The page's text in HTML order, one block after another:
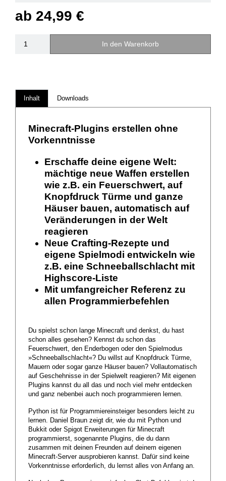
ab 24,99 €
In den Warenkorb
Inhalt Downloads
Minecraft-Plugins erstellen ohne
Vorkenntnisse
Erschaffe deine eigene Welt:
mächtige neue Waffen erstellen
wie z.B. ein Feuerschwert, auf
Knopfdruck Türme und ganze
Häuser bauen, automatisch auf
Veränderungen in der Welt
reagieren
Neue Crafting-Rezepte und
eigene Spielmodi entwickeln wie
z.B. eine Schneeballschlacht mit
Highscore-Liste
Mit umfangreicher Referenz zu
allen Programmierbefehlen
Du spielst schon lange Minecraft und denkst, du hast
schon alles gesehen? Kennst du schon das
Feuerschwert, den Enderbogen oder den Spielmodus
»Schneeballschlacht«? Du willst auf Knopfdruck Türme,
Mauern oder sogar ganze Häuser bauen? Vollautomatisch
auf Geschehnisse in der Spielwelt reagieren? Mit eigenen
Plugins kannst du all das und noch viel mehr entdecken
und ganz nebenbei auch noch programmieren lernen.
Python ist für Programmiereinsteiger besonders leicht zu
lernen. Daniel Braun zeigt dir, wie du mit Python und
Bukkit oder Spigot Erweiterungen für Minecraft
programmierst, sogenannte Plugins, die du dann
zusammen mit deinen Freunden auf deinem eigenen
Minecraft-Server ausprobieren kannst. Dafür sind keine
Vorkenntnisse erforderlich, du lernst alles von Anfang an.